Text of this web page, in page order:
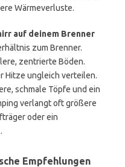
Wärmeverluste.
auf deinem Brenner
zum Brenner.
zentrierte Böden.
Hitze ungleich verteilen.
schmale Töpfe und ein
verlangt oft größere
oder ein
Empfehlungen